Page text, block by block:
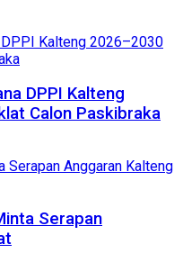
DPPI Kalteng
Calon Paskibraka
Serapan